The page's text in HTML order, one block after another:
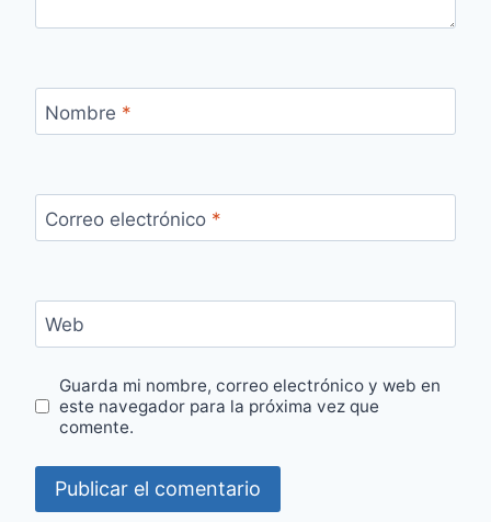
Nombre *
Correo electrónico *
Web
Guarda mi nombre, correo electrónico y web en
este navegador para la próxima vez que
comente.